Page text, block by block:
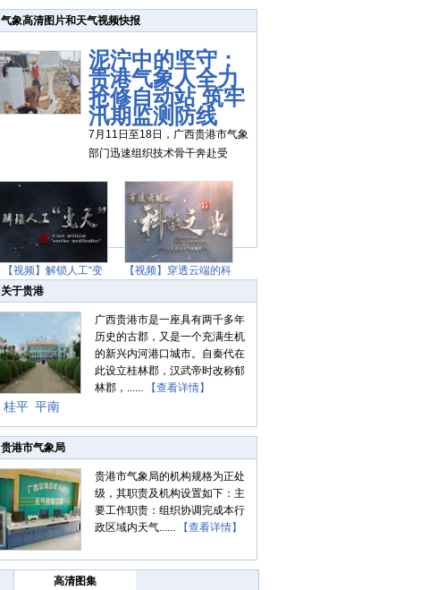
气象高清图片和天气视频快报
泥泞中的坚守：
贵港气象人全力
抢修自动站 筑牢
汛期监测防线
7月11日至18日，广西贵港市气象
部门迅速组织技术骨干奔赴受
【视频】解锁人工“变
【视频】穿透云端的科
关于贵港
广西贵港市是一座具有两千多年
历史的古郡，又是一个充满生机
的新兴内河港口城市。自秦代在
此设立桂林郡，汉武帝时改称郁
林郡，......
【查看详情】
桂平 平南
贵港市气象局
贵港市气象局的机构规格为正处
级，其职责及机构设置如下：主
要工作职责：组织协调完成本行
政区域内天气......
【查看详情】
高清图集